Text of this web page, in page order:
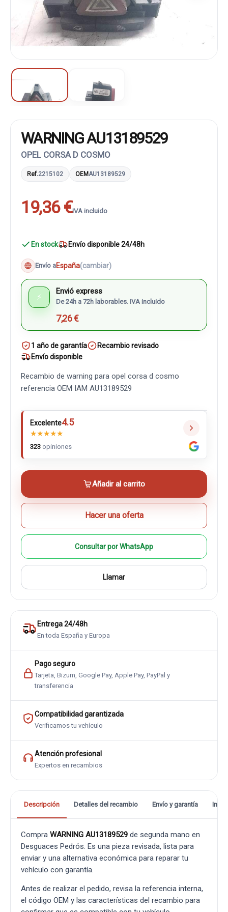
WARNING AU13189529
OPEL CORSA D COSMO
Ref.2215102 OEMAU13189529
19,36 €IVA incluido
En stock Envío disponible 24/48h
Envío aEspaña(cambiar)
⚡
Envió express
De 24h a 72h laborables. IVA incluido
7,26 €
1 año de garantía
Recambio revisado
Envío disponible
Recambio de warning para opel corsa d cosmo
referencia OEM IAM AU13189529
Excelente4.5
★★★★★
323 opiniones
Añadir al carrito
Hacer una oferta
Consultar por WhatsApp
Llamar
Entrega 24/48h
En toda España y Europa
Pago seguro
Tarjeta, Bizum, Google Pay, Apple Pay, PayPal y
transferencia
Compatibilidad garantizada
Verificamos tu vehículo
Atención profesional
Expertos en recambios
Descripción Detalles del recambio Envío y garantía
Compra WARNING AU13189529 de segunda mano en
Desguaces Pedrós. Es una pieza revisada, lista para
enviar y una alternativa económica para reparar tu
vehículo con garantía.
Antes de realizar el pedido, revisa la referencia interna,
el código OEM y las características del recambio para